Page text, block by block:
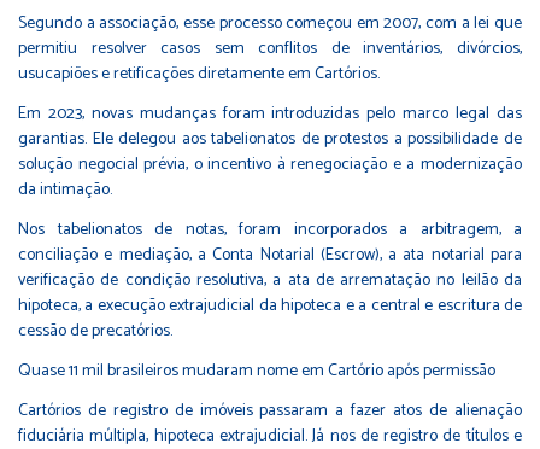
Segundo a associação, esse processo começou em 2007, com a lei que
permitiu resolver casos sem conflitos de inventários, divórcios,
usucapiões e retificações diretamente em Cartórios.
Em 2023, novas mudanças foram introduzidas pelo marco legal das
garantias. Ele delegou aos tabelionatos de protestos a possibilidade de
solução negocial prévia, o incentivo à renegociação e a modernização
da intimação.
Nos tabelionatos de notas, foram incorporados a arbitragem, a
conciliação e mediação, a Conta Notarial (Escrow), a ata notarial para
verificação de condição resolutiva, a ata de arrematação no leilão da
hipoteca, a execução extrajudicial da hipoteca e a central e escritura de
cessão de precatórios.
Quase 11 mil brasileiros mudaram nome em Cartório após permissão
Cartórios de registro de imóveis passaram a fazer atos de alienação
fiduciária múltipla, hipoteca extrajudicial. Já nos de registro de títulos e